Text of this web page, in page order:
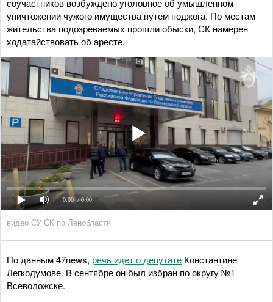
соучастников возбуждено уголовное об умышленном
уничтожении чужого имущества путем поджога. По местам
жительства подозреваемых прошли обыски, СК намерен
ходатайствовать об аресте.
0:00 / 0:00
видео СУ СК по Ленобласти
По данным 47news, речь идет о депутате Константине
Легкодумове. В сентябре он был избран по округу №1
Всеволожске.